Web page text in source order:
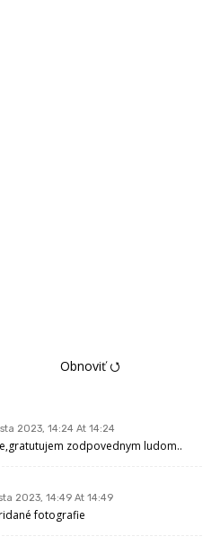
Obnoviť ⭯
2023, 14:24 At 14:24
zodpovednym ludom..
2023, 14:49 At 14:49
fotografie